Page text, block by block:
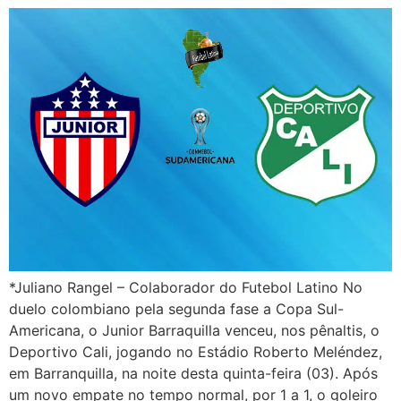
*Juliano Rangel – Colaborador do Futebol Latino No
duelo colombiano pela segunda fase a Copa Sul-
Americana, o Junior Barraquilla venceu, nos pênaltis, o
Deportivo Cali, jogando no Estádio Roberto Meléndez,
em Barranquilla, na noite desta quinta-feira (03). Após
um novo empate no tempo normal, por 1 a 1, o goleiro